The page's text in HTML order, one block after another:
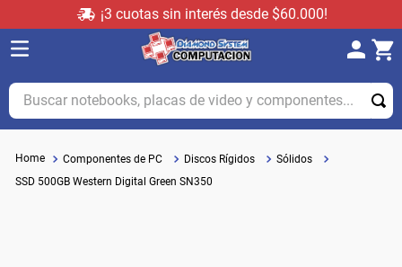
¡3 cuotas sin interés desde $60.000!
Buscar notebooks, placas de video y componentes...
Componentes de PC Discos Rígidos
Sólidos
SSD 500GB Western Digital Green SN350